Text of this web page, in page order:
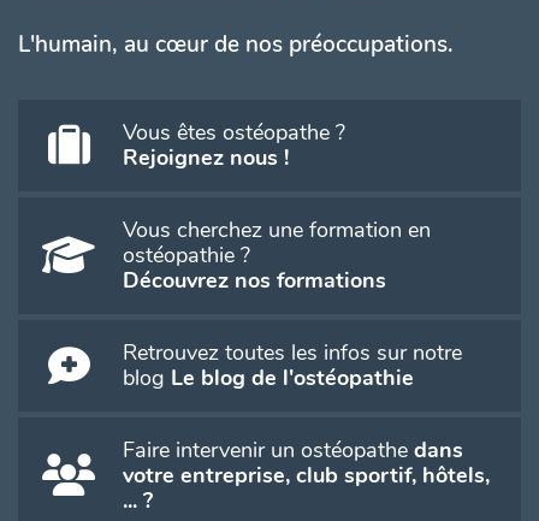
L'humain, au cœur de nos préoccupations.
Vous êtes ostéopathe ?
Rejoignez nous !
Vous cherchez une formation en
ostéopathie ?
Découvrez nos formations
Retrouvez toutes les infos sur notre
blog Le blog de l'ostéopathie
Faire intervenir un ostéopathe dans
votre entreprise, club sportif, hôtels,
... ?